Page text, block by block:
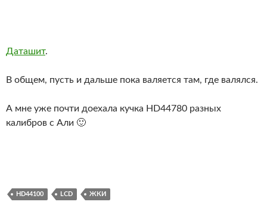
Даташит.
В общем, пусть и дальше пока валяется там, где валялся.
А мне уже почти доехала кучка HD44780 разных
калибров с Али 🙂
HD44100 LCD ЖКИ